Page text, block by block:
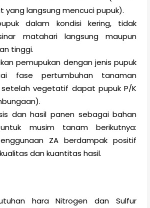
yang langsung mencuci pupuk).
dalam kondisi kering, tidak
matahari langsung maupun
tinggi.
pemupukan dengan jenis pupuk
fase pertumbuhan tanaman
setelah vegetatif dapat pupuk P/K
dan hasil panen sebagai bahan
musim tanam berikutnya:
ZA berdampak positif
dan kuantitas hasil.
hara Nitrogen dan Sulfur